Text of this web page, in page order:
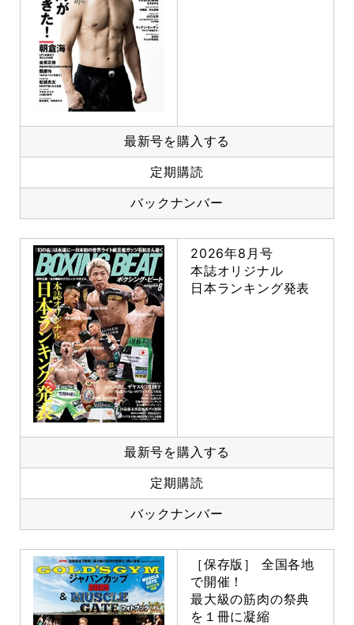
最新号を購入する
定期購読
バックナンバー
2026年8月号
本誌オリジナル
日本ランキング発表
最新号を購入する
定期購読
バックナンバー
［保存版］ 全国各地
で開催！
最大級の筋肉の祭典
を１冊に凝縮